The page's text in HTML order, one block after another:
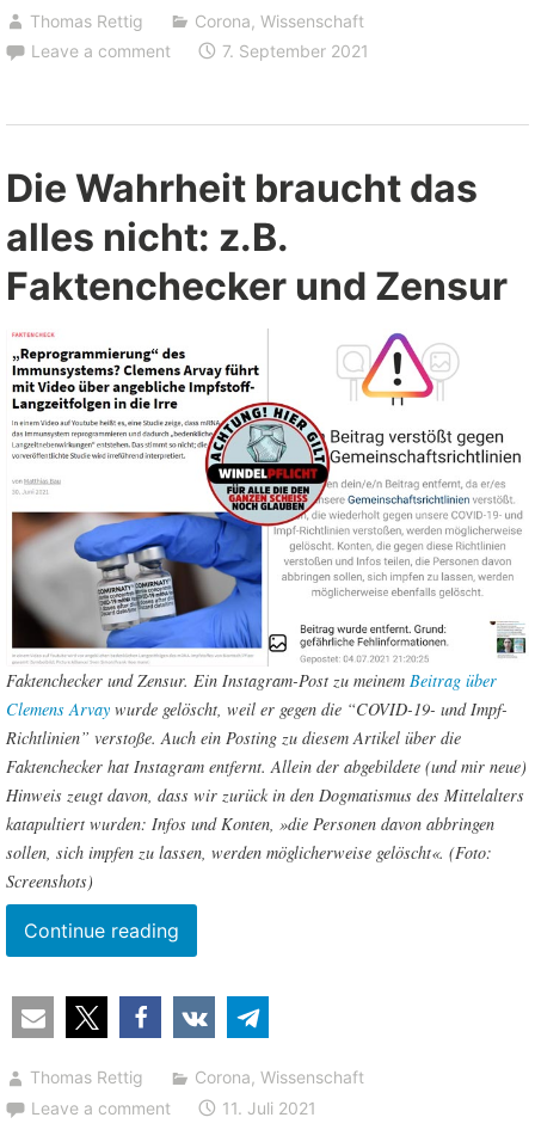
Thomas Rettig Corona, Wissenschaft
Leave a comment
7. September 2021
Die Wahrheit braucht das
alles nicht: z.B.
Faktenchecker und Zensur
Faktenchecker und Zensur. Ein Instagram-Post zu meinemBeitrag über
Clemens Arvay wurde gelöscht, weil er gegen die “COVID-19- und Impf-
Richtlinien” verstoße. Auch ein Posting zu diesem Artikel über die
Faktenchecker hat Instagram entfernt. Allein der abgebildete (und mir neue)
Hinweis zeugt davon, dass wir zurück in den Dogmatismus des Mittelalters
katapultiert wurden: Infos und Konten, »die Personen davon abbringen
sollen, sich impfen zu lassen, werden möglicherweise gelöscht«. (Foto:
Screenshots)
Continue reading
Wahrheit
braucht
das
nicht:
Thomas Rettig Corona, Wissenschaft
Leave a comment
11. Juli 2021